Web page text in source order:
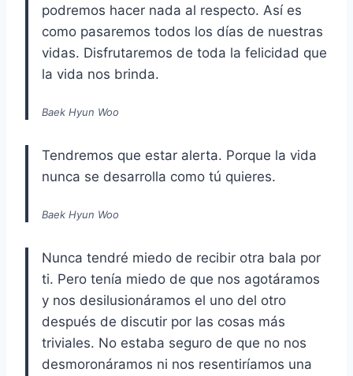
podremos hacer nada al respecto. Así es
como pasaremos todos los días de nuestras
vidas. Disfrutaremos de toda la felicidad que
la vida nos brinda.
Baek Hyun Woo
Tendremos que estar alerta. Porque la vida
nunca se desarrolla como tú quieres.
Baek Hyun Woo
Nunca tendré miedo de recibir otra bala por
ti. Pero tenía miedo de que nos agotáramos
y nos desilusionáramos el uno del otro
después de discutir por las cosas más
triviales. No estaba seguro de que no nos
desmoronáramos ni nos resentiríamos una